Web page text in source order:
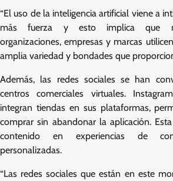
“El uso de la inteligencia artificial viene a
más fuerza y esto implica que
organizaciones, empresas y marcas
amplia variedad y bondades que
Además, las redes sociales se han
centros comerciales virtuales.
integran tiendas en sus plataformas,
comprar sin abandonar la aplicación.
contenido en experiencias de
personalizadas.
“Las redes sociales que están en este